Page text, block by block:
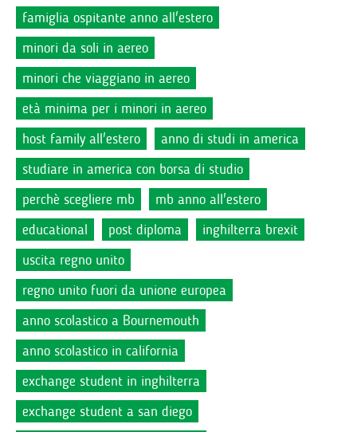
famiglia ospitante anno all'estero
minori da soli in aereo
minori che viaggiano in aereo
età minima per i minori in aereo
host family all'estero
anno di studi in america
studiare in america con borsa di studio
perchè scegliere mb
mb anno all'estero
educational
post diploma
inghilterra brexit
uscita regno unito
regno unito fuori da unione europea
anno scolastico a Bournemouth
anno scolastico in california
exchange student in inghilterra
exchange student a san diego